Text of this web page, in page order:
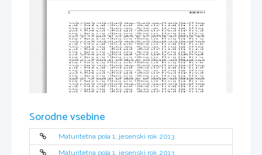
2 M132-781-1-1
Sorodne vsebine
Maturitetna pola 1, jesenski rok 2013
Maturitetna pola 1, jesenski rok 2013